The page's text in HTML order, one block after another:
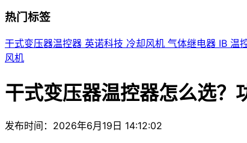
热门标签
干式变压器温控器 英诺科技 冷却风机 气体继电器 IB 温
风机
干式变压器温控器怎么选？
发布时间：2026年6月19日 14:12:02